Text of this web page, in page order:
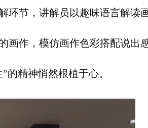
环节，讲解员以趣味语言解读
画作，模仿画作色彩搭配说出
精神悄然根植于心。